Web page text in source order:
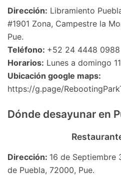
Dirección: Libramiento
#1901 Zona, Campestre la
Pue.
Teléfono: +52 24 4448 0988
Horarios: Lunes a domingo
Ubicación google maps:
https://g.page/
Dónde desayunar en
Dirección: 16 de Septiembre
de Puebla, 72000, Pue.